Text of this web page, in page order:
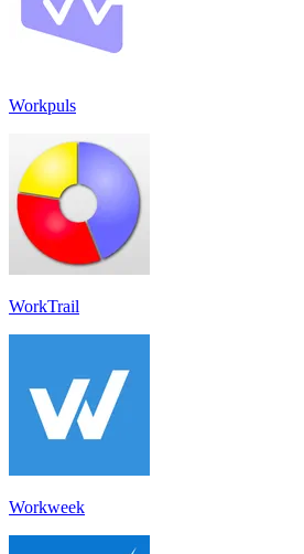
Workpuls
WorkTrail
Workweek